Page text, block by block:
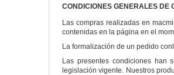
CONDICIONES GENERALES DE
Las compras realizadas en
contenidas en la página en el
La formalización de un pedido
Las presentes condiciones han
legislación vigente. Nuestros